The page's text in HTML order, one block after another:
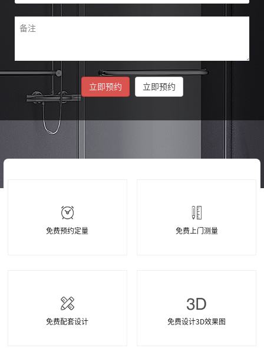
立即预约 立即预约
免费预约定量 免费上门测量
免费配套设计 免费设计3D效果图